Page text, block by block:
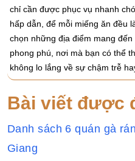
chỉ cần được phục vụ nhanh
hấp dẫn, để mỗi miếng ăn đều
chọn những địa điểm mang
phong phú, nơi mà bạn có thể
không lo lắng về sự chậm trễ
Bài viết được
Danh sách 6 quán gà
Giang